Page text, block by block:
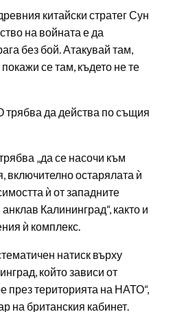
китайски стратег Сун
на войната е да
без бой. Атакувай там,
се там, където не те
да действа по същия
„да се насочи към
включително остарялата ѝ
ѝ от западните
Калининград“, както и
ѝ комплекс.
натиск върху
който зависи от
през територията на НАТО“,
на британския кабинет.